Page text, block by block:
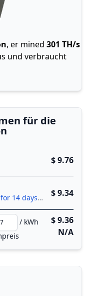
, er mined 301 TH/s
und verbraucht
für die
$ 9.76
Join EMCD, get 20% off fees for 14 days!
$ 9.34
/ kWh
$ 9.36
N/A